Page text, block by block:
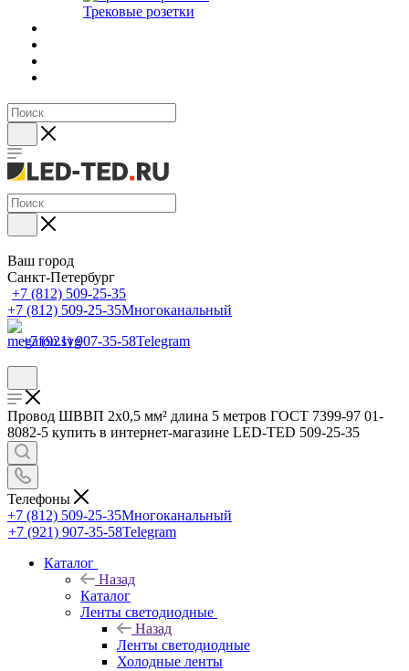
Трековые розетки
Ваш город
Санкт-Петербург
+7 (812) 509-25-35
+7 (812) 509-25-35Многоканальный
+7 (921) 907-35-58Telegram
Провод ШВВП 2х0,5 мм² длина 5 метров ГОСТ 7399-97 01-
8082-5 купить в интернет-магазине LED-TED 509-25-35
Телефоны
+7 (812) 509-25-35Многоканальный
+7 (921) 907-35-58Telegram
Каталог
Назад
Каталог
Ленты светодиодные
Назад
Ленты светодиодные
Холодные ленты